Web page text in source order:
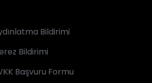
Bildirimi
Bildirimi
Başvuru Formu